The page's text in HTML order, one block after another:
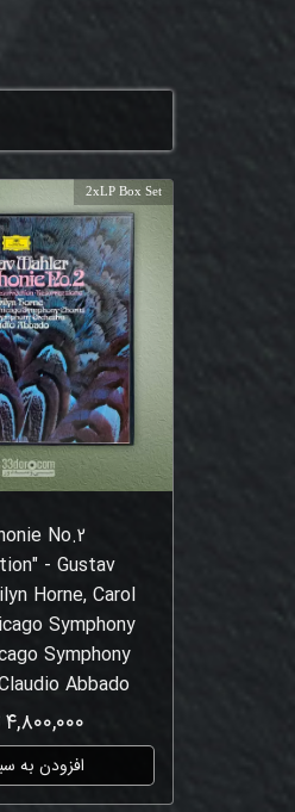
No.2
- Gustav
Horne, Carol
Symphony
Symphony
Abbado
۴,۸۰۰,۰۰۰ تومان
افزودن به
2xLP Box Set